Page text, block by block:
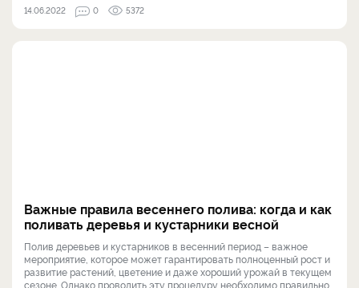
14.06.2022 0 5372
Важные правила весеннего полива: когда и как
поливать деревья и кустарники весной
Полив деревьев и кустарников в весенний период – важное
мероприятие, которое может гарантировать полноценный рост и
развитие растений, цветение и даже хороший урожай в текущем
сезоне. Однако проводить эту процедуру необходимо правильно,